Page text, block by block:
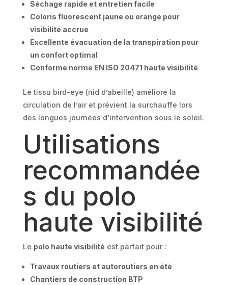
Séchage rapide et entretien facile
Coloris fluorescent jaune ou orange pour
visibilité accrue
Excellente évacuation de la transpiration pour
un confort optimal
Conforme norme EN ISO 20471 haute visibilité
Le tissu bird-eye (nid d’abeille) améliore la
circulation de l’air et prévient la surchauffe lors
des longues journées d’intervention sous le soleil.
Utilisations
recommandée
s du polo
haute visibilité
Le polo haute visibilité est parfait pour :
Travaux routiers et autoroutiers en été
Chantiers de construction BTP